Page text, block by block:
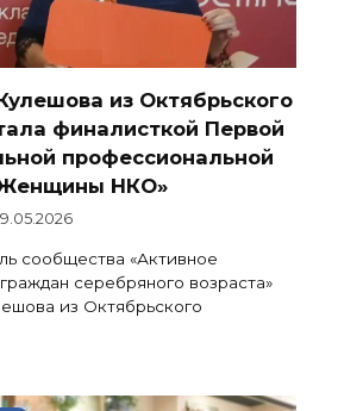
из Октябрьского
финалисткой Первой
профессиональной
НКО»
сообщества «Активное
серебряного возраста»
из Октябрьского